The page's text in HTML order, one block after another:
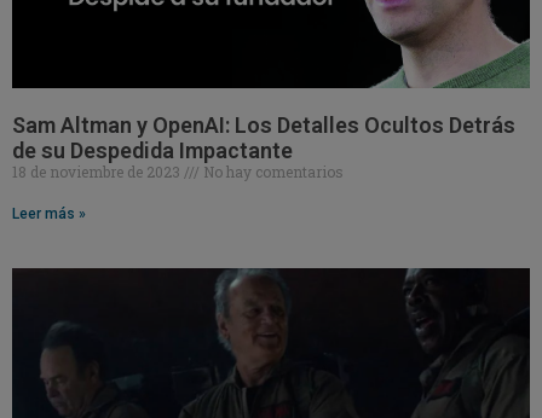
Sam Altman y OpenAI: Los Detalles Ocultos Detrás
de su Despedida Impactante
18 de noviembre de 2023 No hay comentarios
Leer más »